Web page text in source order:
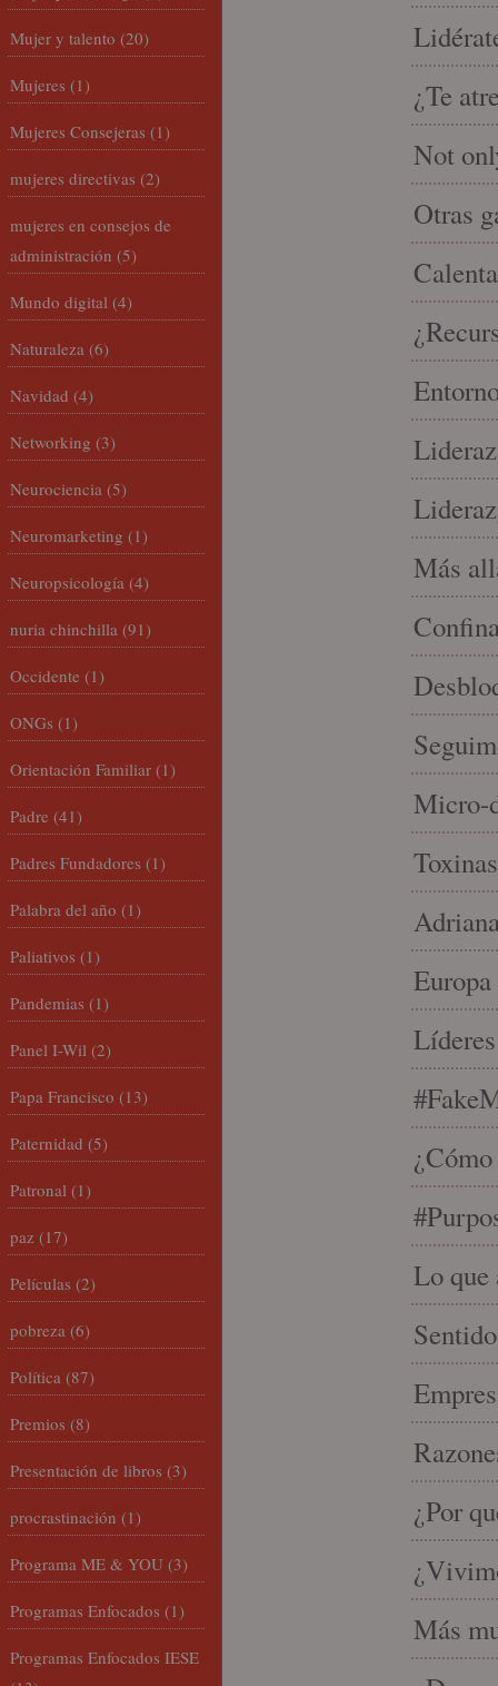
¿Te
Not
Otras
Más
Micro-
Lo que
¿Por
Más
Mujer y talento (20)
Mujeres (1)
Mujeres Consejeras (1)
mujeres directivas (2)
mujeres en consejos de
administración (5)
Mundo digital (4)
Naturaleza (6)
Navidad (4)
Networking (3)
Neurociencia (5)
Neuromarketing (1)
Neuropsicología (4)
nuria chinchilla (91)
Occidente (1)
ONGs (1)
Orientación Familiar (1)
Padre (41)
Padres Fundadores (1)
Palabra del año (1)
Paliativos (1)
Pandemias (1)
Panel I-Wil (2)
Papa Francisco (13)
Paternidad (5)
Patronal (1)
paz (17)
Películas (2)
pobreza (6)
Política (87)
Premios (8)
Presentación de libros (3)
procrastinación (1)
Programa ME & YOU (3)
Programas Enfocados (1)
Programas Enfocados IESE